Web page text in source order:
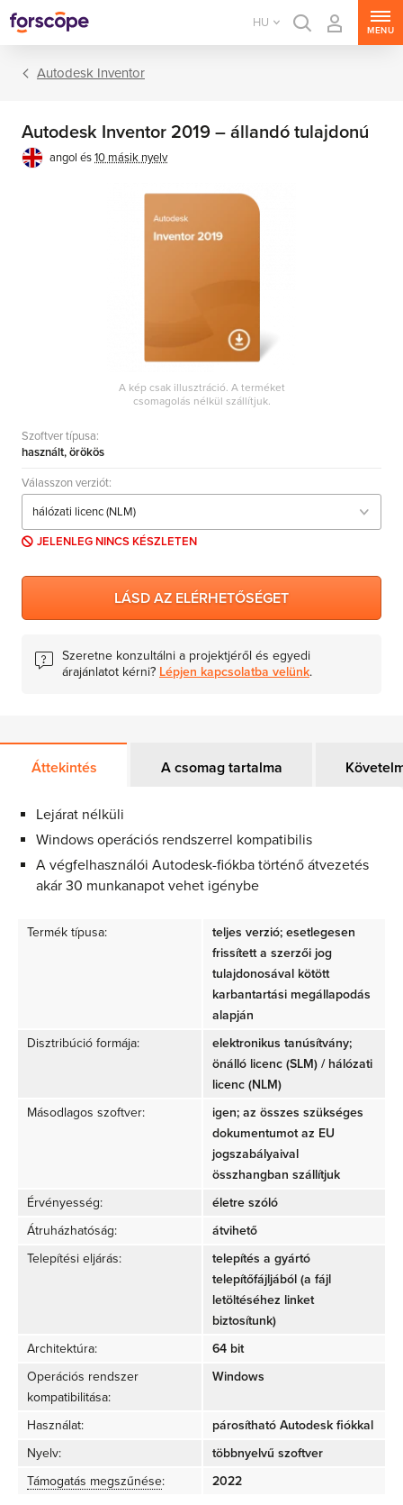
HU
MENU
AutoCAD LT
AutoCAD
Autodesk Inventor
Autodesk Revit
Autodesk Building Design Suites
Autodesk Plant Design Suites
3ds Max
Autodesk Inventor
Autodesk Inventor 2019 – állandó tulajdonú
angol és10 másik nyelv
A kép csak illusztráció. A terméket
csomagolás nélkül szállítjuk.
Szoftver típusa:
használt, örökös
Válasszon verziót:
JELENLEG NINCS KÉSZLETEN
LÁSD AZ ELÉRHETŐSÉGET
Szeretne konzultálni a projektjéről és egyedi
árajánlatot kérni? Lépjen kapcsolatba velünk.
Áttekintés A csomag tartalma
Lejárat nélküli
Windows operációs rendszerrel kompatibilis
A végfelhasználói Autodesk-fiókba történő átvezetés
akár 30 munkanapot vehet igénybe
Termék típusa:
teljes verzió; esetlegesen
frissített a szerzői jog
tulajdonosával kötött
karbantartási megállapodás
alapján
Disztribúció formája:
elektronikus tanúsítvány;
önálló licenc (SLM) / hálózati
licenc (NLM)
Másodlagos szoftver:
igen; az összes szükséges
dokumentumot az EU
jogszabályaival
összhangban szállítjuk
Érvényesség:
életre szóló
Átruházhatóság:
átvihető
Telepítési eljárás:
telepítés a gyártó
telepítőfájljából (a fájl
letöltéséhez linket
biztosítunk)
Architektúra:
64 bit
Operációs rendszer
kompatibilitása:
Windows
Használat:
párosítható Autodesk fiókkal
Nyelv:
többnyelvű szoftver
Támogatás megszűnése: 2022